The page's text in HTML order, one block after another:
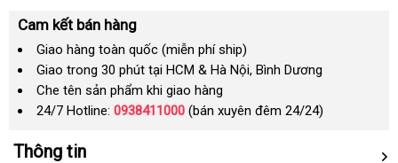
Cam kết bán hàng
Giao hàng toàn quốc (miễn phí ship)
Giao trong 30 phút tại HCM & Hà Nội, Bình Dương
Che tên sản phẩm khi giao hàng
24/7 Hotline: 0938411000 (bán xuyên đêm 24/24)
Thông tin